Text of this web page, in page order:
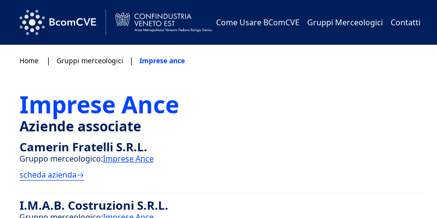
Come Usare BComCVE Gruppi Merceologici Contatti
Home | Gruppi merceologici | Imprese ance
Imprese Ance
Aziende associate
Camerin Fratelli S.R.L.
Gruppo merceologico:Imprese Ance
scheda azienda
I.M.A.B. Costruzioni S.R.L.